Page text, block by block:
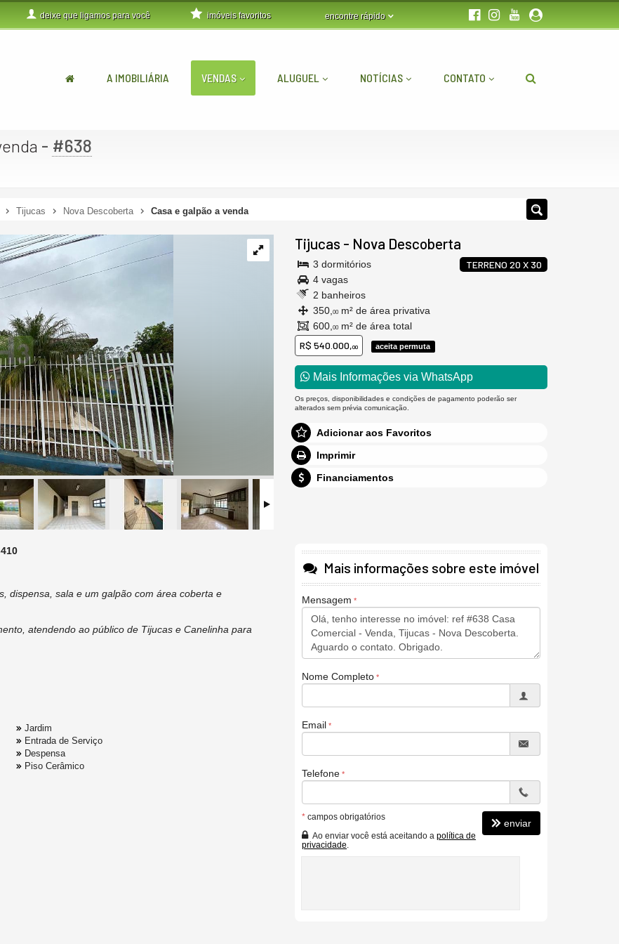
deixe que ligamos para você encontre rápido
imóveis favoritos
A IMOBILIÁRIA VENDAS ALUGUEL NOTÍCIAS CONTATO
- #638
Tijucas Nova Descoberta Casa e galpão a venda
Tijucas - Nova Descoberta
TERRENO 20 X 30
3 dormitórios
4 vagas
2 banheiros
350, 00 m² de área privativa
600, 00 m² de área total
R$ 540.000,00 aceita permuta
Mais Informações via WhatsApp
Os preços, disponibilidades e condições de pagamento poderão ser
alterados sem prévia comunicação.
Adicionar aos Favoritos
Imprimir
Financiamentos
dispensa, sala e um galpão com área coberta e
atendendo ao público de Tijucas e Canelinha para
Jardim
Entrada de Serviço
Despensa
Piso Cerâmico
Mais informações sobre este imóvel
Mensagem
Nome Completo
Email
Telefone
* campos obrigatórios
Ao enviar você está aceitando a política de
privacidade
enviar